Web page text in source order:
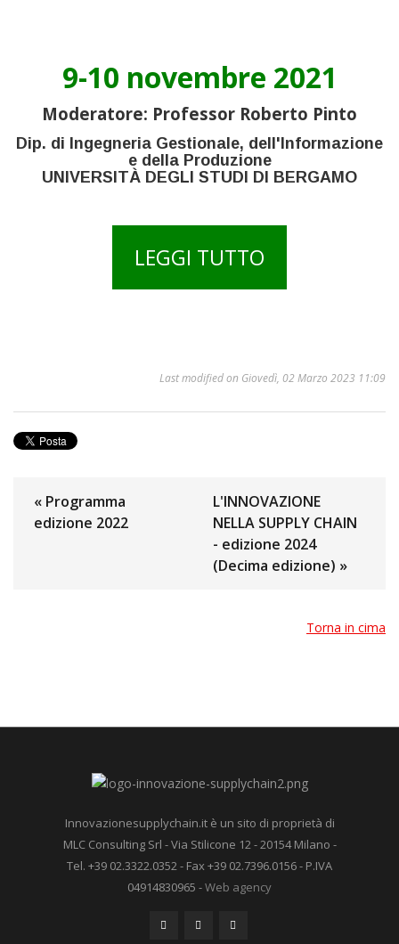
9-10 novembre 2021
Moderatore: Professor Roberto Pinto
Dip. di Ingegneria Gestionale, dell'Informazione
e della Produzione
UNIVERSITÀ DEGLI STUDI DI BERGAMO
LEGGI TUTTO
Last modified on Giovedì, 02 Marzo 2023 11:09
« Programma
edizione 2022
L'INNOVAZIONE
NELLA SUPPLY CHAIN
- edizione 2024
(Decima edizione) »
Torna in cima
Innovazionesupplychain.it è un sito di proprietà di
MLC Consulting Srl - Via Stilicone 12 - 20154 Milano -
Tel. +39 02.3322.0352 - Fax +39 02.7396.0156 - P.IVA
04914830965 -Web agency